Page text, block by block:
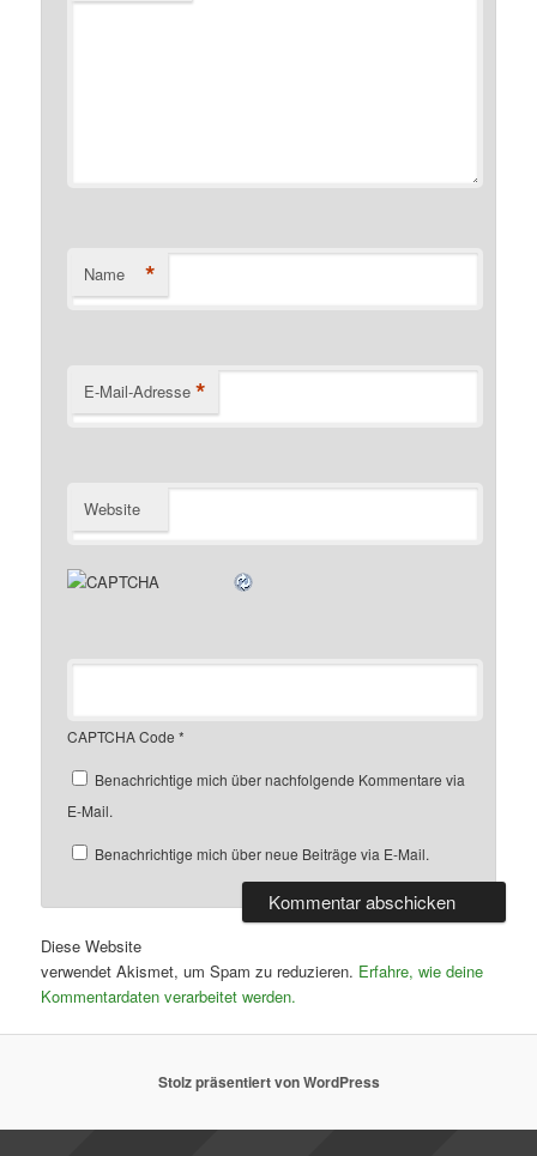
Name *
E-Mail-Adresse *
Website
CAPTCHA Code *
Benachrichtige mich über nachfolgende Kommentare via
E-Mail.
Benachrichtige mich über neue Beiträge via E-Mail.
Diese Website
verwendet Akismet, um Spam zu reduzieren. Erfahre, wie deine
Kommentardaten verarbeitet werden.
Stolz präsentiert von WordPress